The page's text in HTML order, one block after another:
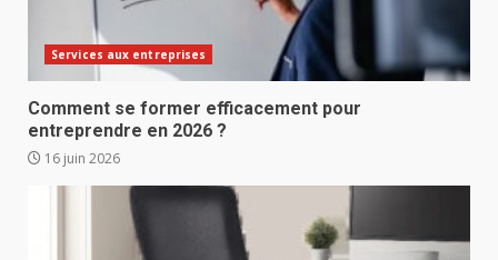
Services aux entreprises
Comment se former efficacement pour
entreprendre en 2026 ?
16 juin 2026